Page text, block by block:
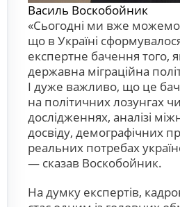
Василь Воскобойник
«Сьогодні ми вже
що в Україні
експертне бачення того,
державна міграційна
І дуже важливо, що це
на політичних лозунгах
дослідженнях, аналізі
досвіду, демографічних
реальних потребах
— сказав Воскобойник.
На думку експертів,